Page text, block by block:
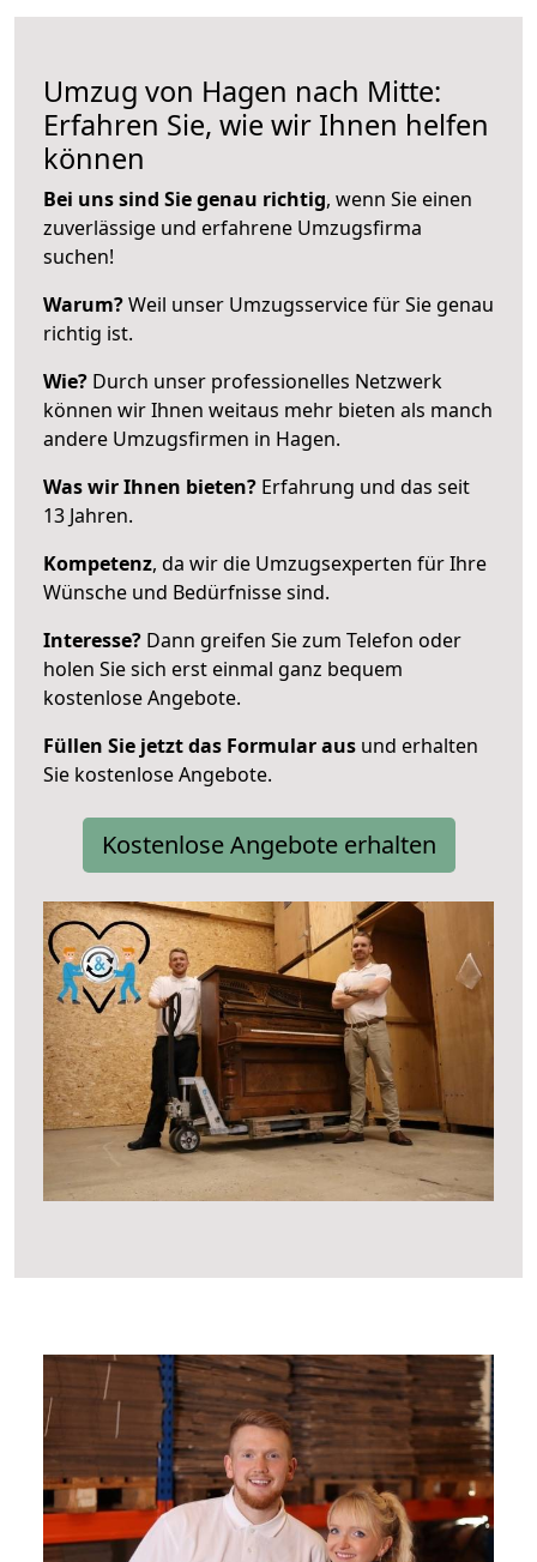
Umzug von Hagen nach Mitte:
Erfahren Sie, wie wir Ihnen helfen
können
Bei uns sind Sie genau richtig, wenn Sie einen
zuverlässige und erfahrene Umzugsfirma
suchen!
Warum?Weil unser Umzugsservice für Sie genau
richtig ist.
Wie? Durch unser professionelles Netzwerk
können wir Ihnen weitaus mehr bieten als manch
andere Umzugsfirmen in Hagen.
Was wir Ihnen bieten? Erfahrung und das seit
13 Jahren.
Kompetenz, da wir die Umzugsexperten für Ihre
Wünsche und Bedürfnisse sind.
Interesse? Dann greifen Sie zum Telefon oder
holen Sie sich erst einmal ganz bequem
kostenlose Angebote.
Füllen Sie jetzt das Formular aus und erhalten
Sie kostenlose Angebote.
Kostenlose Angebote erhalten